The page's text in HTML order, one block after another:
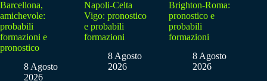
Barcellona,
amichevole:
probabili
formazioni e
pronostico
8 Agosto
2026
Napoli-Celta
Vigo: pronostico
e probabili
formazioni
8 Agosto
2026
Brighton-Roma:
pronostico e
probabili
formazioni
8 Agosto
2026